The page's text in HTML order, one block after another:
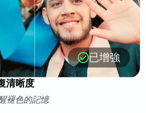
已增強
清晰度
褪色的記憶